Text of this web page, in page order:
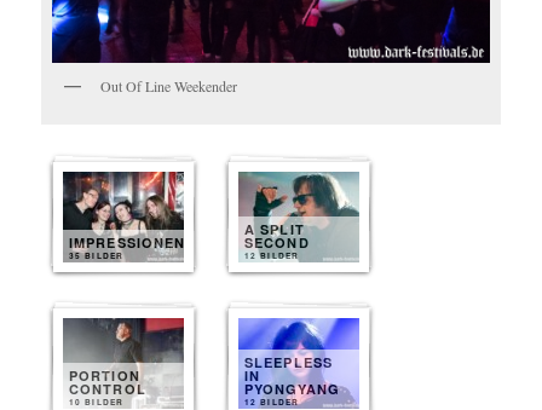
Out Of Line Weekender
IMPRESSIONEN
35 BILDER
A SPLIT
SECOND
12 BILDER
PORTION
CONTROL
10 BILDER
SLEEPLESS
IN
PYONGYANG
12 BILDER